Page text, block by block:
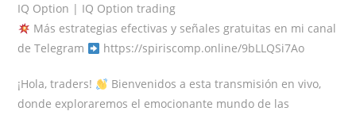
IQ Option | IQ Option trading
Más estrategias efectivas y señales gratuitas en mi canal
de Telegram
https://spiriscomp.online/9bLLQSi7Ao
¡Hola, traders!
Bienvenidos a esta transmisión en vivo,
donde exploraremos el emocionante mundo de las